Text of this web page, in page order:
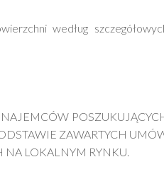
według
ZAWARTYCH
NA LOKALNYM RYNKU.